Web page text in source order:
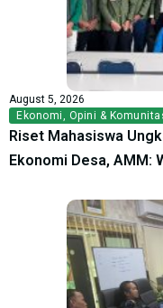
August 5, 2026
Ekonomi, Opini &
Riset Mahasiswa
Ekonomi Desa, AMM: